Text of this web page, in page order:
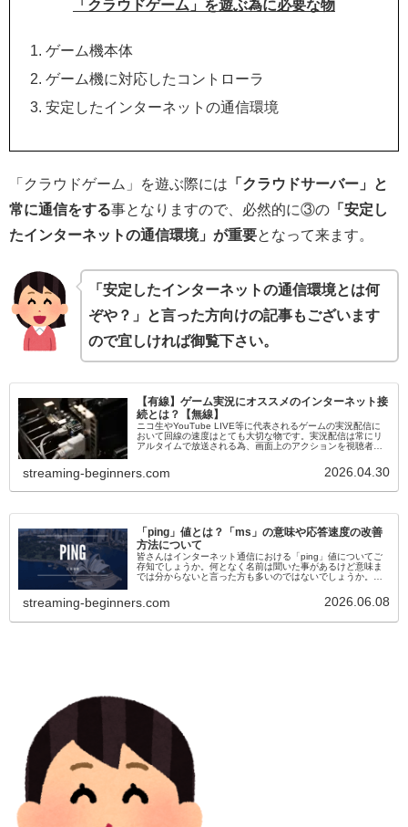
「クラウドゲーム」を遊ぶ為に必要な物
ゲーム機本体
ゲーム機に対応したコントローラ
安定したインターネットの通信環境
「クラウドゲーム」を遊ぶ際には 「クラウドサーバー」と
常に通信をする事となりますので、必然的に③の 「安定し
たインターネットの通信環境」が重要となって来ます。
「安定したインターネットの通信環境とは何
ぞや？ 」 と言った方向けの記事もございます
ので宜しければ御覧下さい。
【有線】ゲーム実況にオススメのインターネット接
続とは？【無線】
ニコ生やYouTube LIVE等に代表されるゲームの実況配信に
おいて回線の速度はとても大切な物です。実況配信は常にリ
アルタイムで放送される為、画面上のアクションを視聴者さ
ます。この記事では、ゲーム実況に必要不可欠なインターネ
ット接続について解説致します。
streaming-beginners.com 2026.04.30
「ping」値とは？「ms」の意味や応答速度の改善
方法について
皆さんはインターネット通信における「ping」値についてご
存知でしょうか。何となく名前は聞いた事があるけど意味ま
では分からないと言った方も多いのではないでしょうか。当
streaming-beginners.com 2026.06.08